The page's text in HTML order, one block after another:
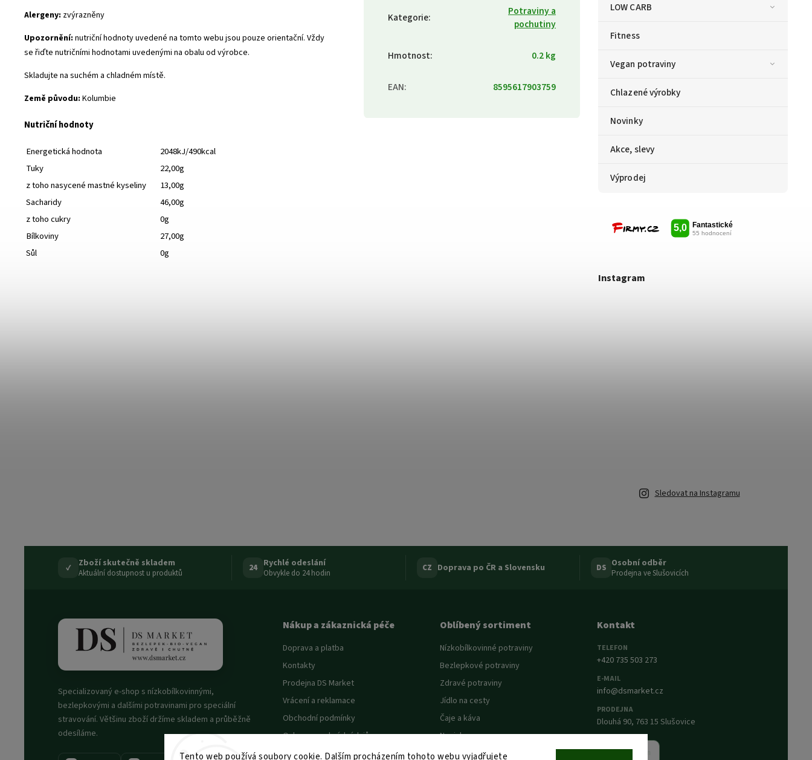
Tento web používá soubory cookie. Dalším procházením tohoto webu vyjadřujete
LOW CARB
Fitness
Vegan potraviny
Chlazené výrobky
Novinky
Akce, slevy
Výprodej
Instagram
Sledovat na Instagramu
Alergeny: zvýrazněny
Upozornění: nutriční hodnoty uvedené na tomto webu jsou pouze orientační. Vždy
se řiďte nutričními hodnotami uvedenými na obalu od výrobce.
Skladujte na suchém a chladném místě.
Země původu: Kolumbie
Nutriční hodnoty
Energetická hodnota
2048kJ/490kcal
Tuky
22,00g
z toho nasycené mastné kyseliny
13,00g
Sacharidy
46,00g
z toho cukry
0g
Bílkoviny
27,00g
Sůl
0g
Kategorie:
Potraviny a
pochutiny
Hmotnost: 0.2 kg
EAN: 8595617903759
✓ Zboží skutečně skladem
Aktuální dostupnost u produktů 24 Rychlé odeslání
Obvykle do 24 hodin CZ Doprava po ČR a Slovensku DS Osobní odběr
Prodejna ve Slušovicích
Specializovaný e-shop s nízkobílkovinnými,
bezlepkovými a dalšími potravinami pro speciální
stravování. Většinu zboží držíme skladem a průběžně
odesíláme.
Nákup a zákaznická péče
Doprava a platba
Kontakty
Prodejna DS Market
Vrácení a reklamace
Obchodní podmínky
Ochrana osobních údajů
Oblíbený sortiment
Nízkobílkovinné potraviny
Bezlepkové potraviny
Zdravé potraviny
Jídlo na cesty
Čaje a káva
Novinky
Akce a slevy
Kontakt
TELEFON
+420 735 503 273
E-MAIL
info@dsmarket.cz
PRODEJNA
Dlouhá 90, 763 15 Slušovice
Napsat nám